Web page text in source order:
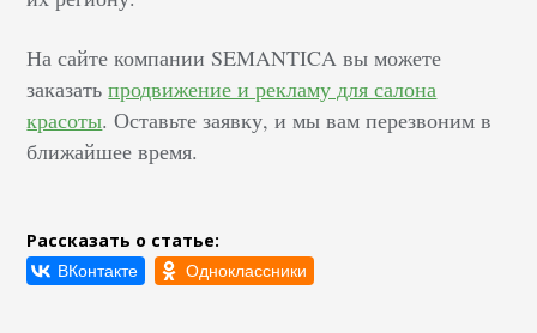
На сайте компании SEMANTICA вы можете
заказатьпродвижение и рекламу для салона
красоты. Оставьте заявку, и мы вам перезвоним в
ближайшее время.
Рассказать о статье: